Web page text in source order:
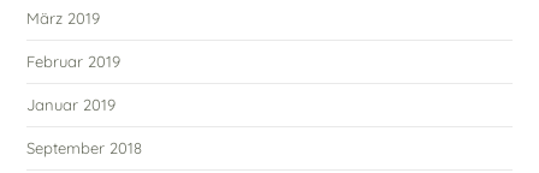
März 2019
Februar 2019
Januar 2019
September 2018